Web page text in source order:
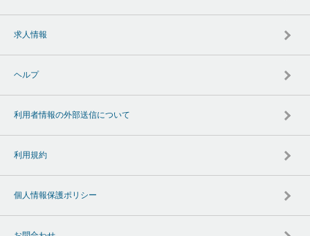
求人情報
ヘルプ
利用者情報の外部送信について
利用規約
個人情報保護ポリシー